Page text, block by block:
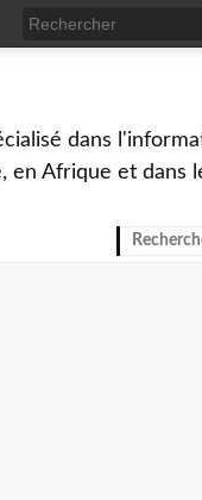
dans
en Afrique et dans